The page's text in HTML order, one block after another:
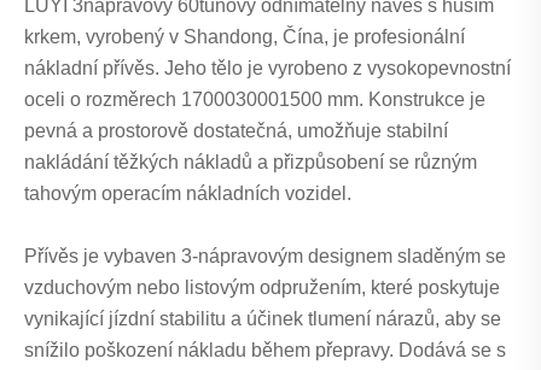
LUYI 3nápravový 60tunový odnímatelný návěs s husím
krkem, vyrobený v Shandong, Čína, je profesionální
nákladní přívěs. Jeho tělo je vyrobeno z vysokopevnostní
oceli o rozměrech 1700030001500 mm. Konstrukce je
pevná a prostorově dostatečná, umožňuje stabilní
nakládání těžkých nákladů a přizpůsobení se různým
tahovým operacím nákladních vozidel.
Přívěs je vybaven 3-nápravovým designem sladěným se
vzduchovým nebo listovým odpružením, které poskytuje
vynikající jízdní stabilitu a účinek tlumení nárazů, aby se
snížilo poškození nákladu během přepravy. Dodává se s